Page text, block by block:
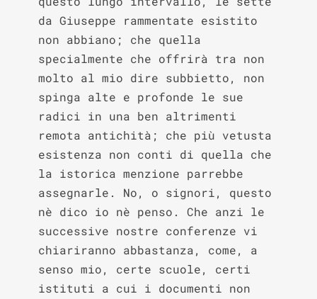
da Giuseppe rammentate esistito
non abbiano; che quella
specialmente che offrirà tra non
molto al mio dire subbietto, non
spinga alte e profonde le sue
radici in una ben altrimenti
remota antichità; che più vetusta
esistenza non conti di quella che
la istorica menzione parrebbe
assegnarle. No, o signori, questo
nè dico io nè penso. Che anzi le
successive nostre conferenze vi
chiariranno abbastanza, come, a
senso mio, certe scuole, certi
istituti a cui i documenti non